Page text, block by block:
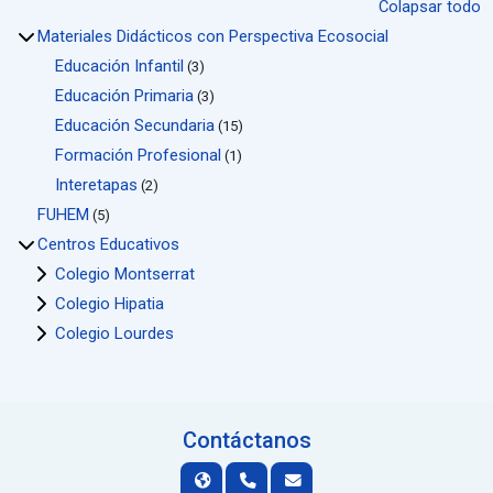
Colapsar todo
Materiales Didácticos con Perspectiva Ecosocial
Educación Infantil (3)
Educación Primaria (3)
Educación Secundaria (15)
Formación Profesional (1)
Interetapas (2)
FUHEM (5)
Centros Educativos
Colegio Montserrat
Colegio Hipatia
Colegio Lourdes
Contáctanos